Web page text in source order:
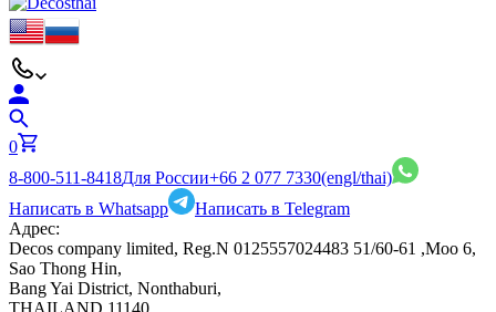
0
8-800-511-8418Для России+66 2 077 7330(engl/thai)
Написать в Whatsapp
Написать в Telegram
Адрес:
Decos company limited, Reg.N 0125557024483 51/60-61 ,Moo 6,
Sao Thong Hin,
Bang Yai District, Nonthaburi,
THAILAND 11140